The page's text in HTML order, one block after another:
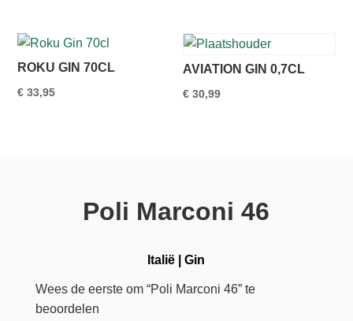
ROKU GIN 70CL
€ 33,95
AVIATION GIN 0,7CL
€ 30,99
Poli Marconi 46
Italië |Gin
Wees de eerste om “Poli Marconi 46” te
beoordelen